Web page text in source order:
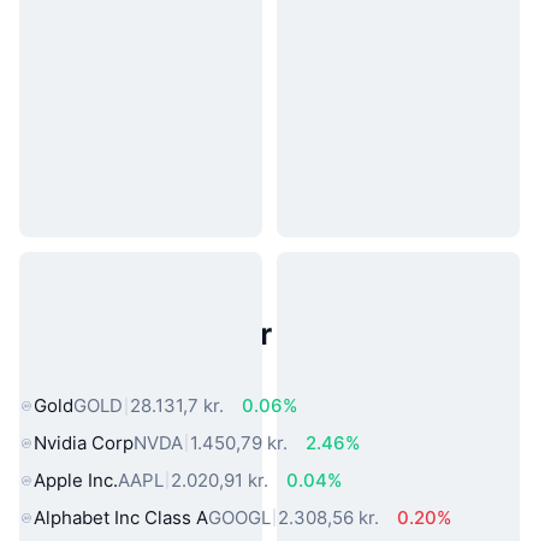
Populære aktiver fra den virkelige
GoldGOLD 28.131,7 kr.
0.06%
Nvidia CorpNVDA 1.450,79 kr.
2.46%
Apple Inc.AAPL 2.020,91 kr.
0.04%
Alphabet Inc Class AGOOGL 2.308,56 kr.
0.20%